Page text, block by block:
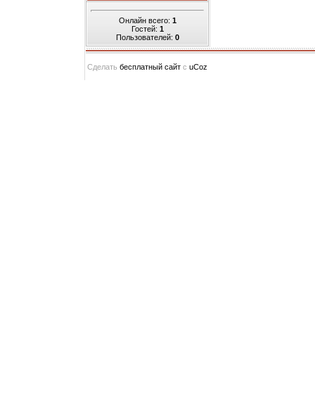
Онлайн всего: 1
Гостей: 1
Пользователей: 0
Сделать бесплатный сайт с uCoz